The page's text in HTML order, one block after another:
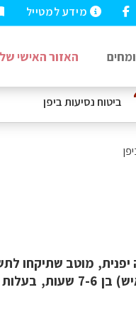
ביטוח נסיעותביפן
מידע למטייל
האזור האישי
יפנית, מוטב שתיקחו
ידי איש קשר יפני מכובד. בערב